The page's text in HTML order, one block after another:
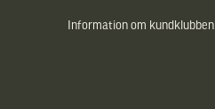
Information om kundklubben.